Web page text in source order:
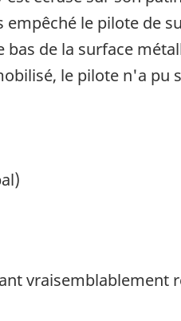
le pilote de
de la surface
le pilote n'a pu
vraisemblablement